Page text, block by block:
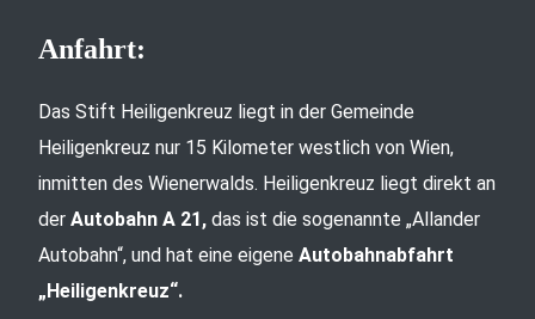
Anfahrt:
Das Stift Heiligenkreuz liegt in der Gemeinde
Heiligenkreuz nur 15 Kilometer westlich von Wien,
inmitten des Wienerwalds. Heiligenkreuz liegt direkt an
der Autobahn A 21, das ist die sogenannte „Allander
Autobahn“, und hat eine eigene Autobahnabfahrt
„Heiligenkreuz“.